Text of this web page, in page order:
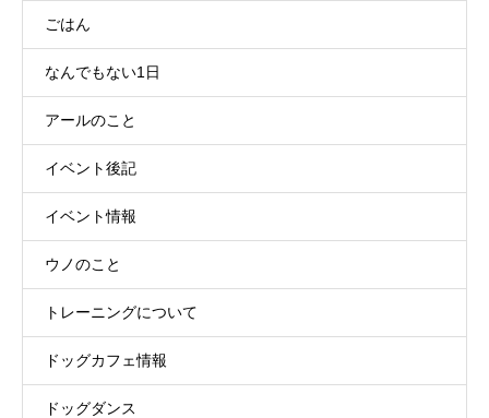
ごはん
なんでもない1日
アールのこと
イベント後記
イベント情報
ウノのこと
トレーニングについて
ドッグカフェ情報
ドッグダンス